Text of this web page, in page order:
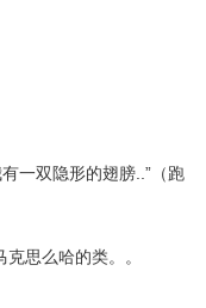
一双隐形的翅膀..”（跑
思么哈的类。。